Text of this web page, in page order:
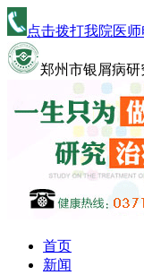
点击拨打我院医师
郑州市银屑病研
首页
新闻